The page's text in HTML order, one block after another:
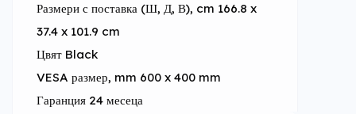
Размери с поставка (Ш, Д, В), cm 166.8 x
37.4 x 101.9 cm
Цвят Black
VESA размер, mm 600 x 400 mm
Гаранция 24 месеца